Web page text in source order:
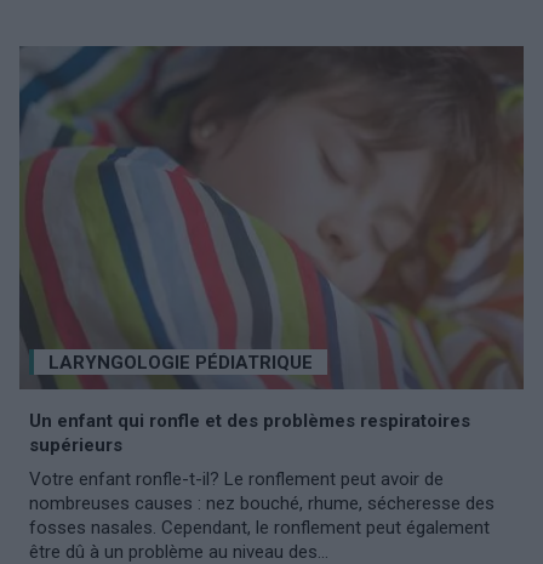
LARYNGOLOGIE PÉDIATRIQUE
Un enfant qui ronfle et des problèmes respiratoires
supérieurs
Votre enfant ronfle-t-il? Le ronflement peut avoir de
nombreuses causes : nez bouché, rhume, sécheresse des
fosses nasales. Cependant, le ronflement peut également
être dû à un problème au niveau des...